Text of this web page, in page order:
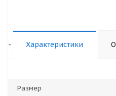
- Характеристики
Размер